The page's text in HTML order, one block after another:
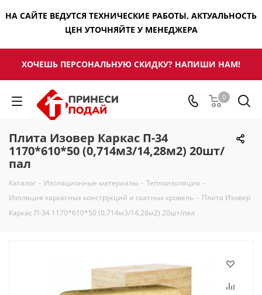
НА САЙТЕ ВЕДУТСЯ ТЕХНИЧЕСКИЕ РАБОТЫ, АКТУАЛЬНОСТЬ
ЦЕН УТОЧНЯЙТЕ У МЕНЕДЖЕРА
ХОЧЕШЬ ПЕРСОНАЛЬНУЮ СКИДКУ? НАПИШИ НАМ!
0
Плита Изовер Каркас П-34
1170*610*50 (0,714м3/14,28м2) 20шт/
пал
Каталог - Изоляционные материалы - Теплоизоляция -
Изоляция каркасных конструкций и скатных кровель - Плита Изовер
Каркас П-34 1170*610*50 (0,714м3/14,28м2) 20шт/пал